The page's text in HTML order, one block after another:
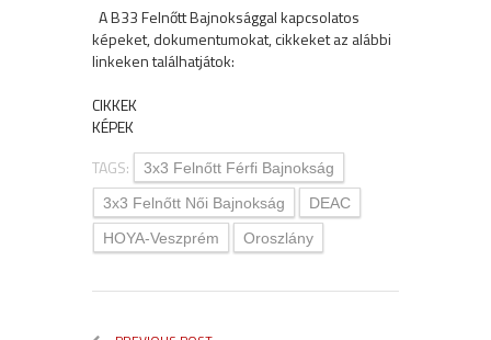
A B33 Felnőtt Bajnoksággal kapcsolatos
képeket, dokumentumokat, cikkeket az alábbi
linkeken találhatjátok:
CIKKEK
KÉPEK
TAGS:
3x3 Felnőtt Férfi Bajnokság
3x3 Felnőtt Női Bajnokság
DEAC
HOYA-Veszprém
Oroszlány